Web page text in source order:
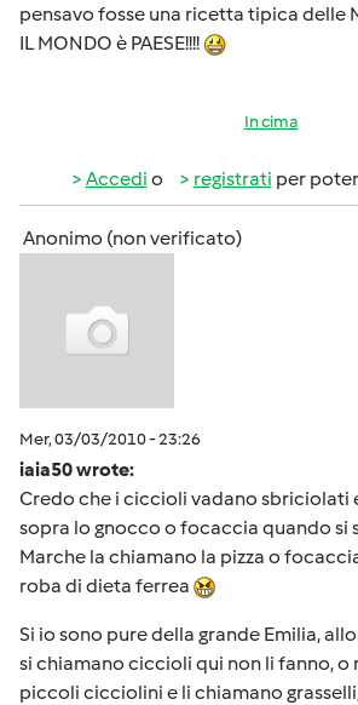
pensavo fosse una ricetta tipica delle
IL MONDO è PAESE!!!!
In cima
Accedi o registrati per
Anonimo (non verificato)
Mer, 03/03/2010 - 23:26
iaia50 wrote:
Credo che i ciccioli vadano sbriciolati
sopra lo gnocco o focaccia quando si
Marche la chiamano la pizza o
roba di dieta ferrea
Si io sono pure della grande Emilia,
si chiamano ciccioli qui non li fanno, o
piccoli cicciolini e li chiamano